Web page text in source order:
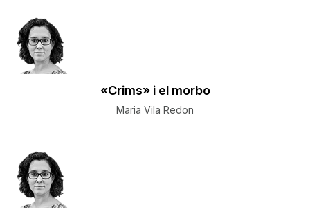
«Crims» i el morbo
Maria Vila Redon